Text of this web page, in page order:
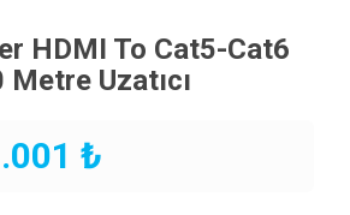
HDMI To Cat5-Cat6
Uzatıcı
₺